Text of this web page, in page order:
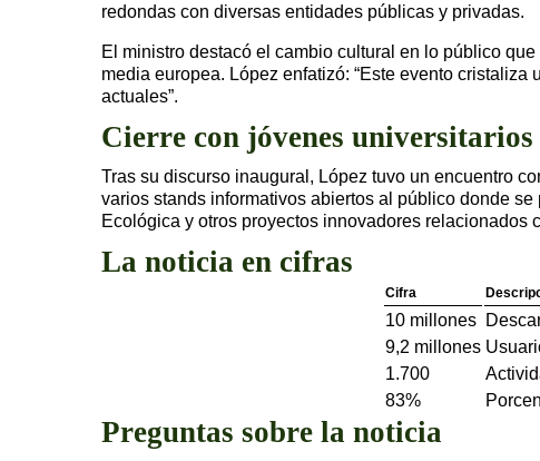
redondas con diversas entidades públicas y privadas.
El ministro destacó el cambio cultural en lo público que
media europea. López enfatizó: “Este evento
actuales”.
Cierre con jóvenes universitarios
Tras su discurso inaugural, López tuvo un encuentro
varios stands informativos abiertos al público donde
Ecológica y otros proyectos innovadores relacionados
La noticia en cifras
Cifra
10 millones
9,2 millones
1.700
83%
Preguntas sobre la noticia